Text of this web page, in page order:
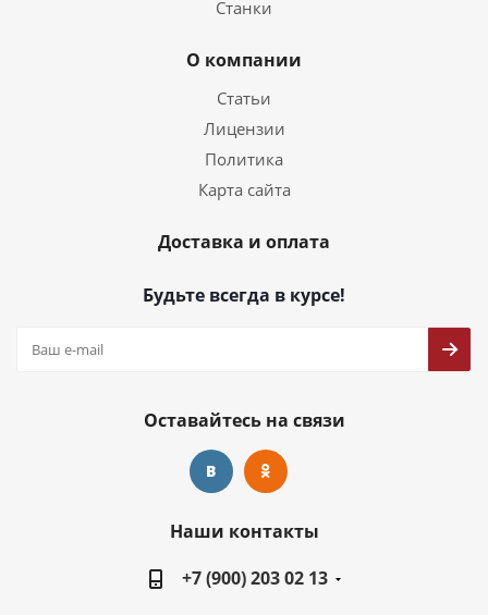
Станки
О компании
Статьи
Лицензии
Политика
Карта сайта
Доставка и оплата
Будьте всегда в курсе!
Оставайтесь на связи
Наши контакты
+7 (900) 203 02 13